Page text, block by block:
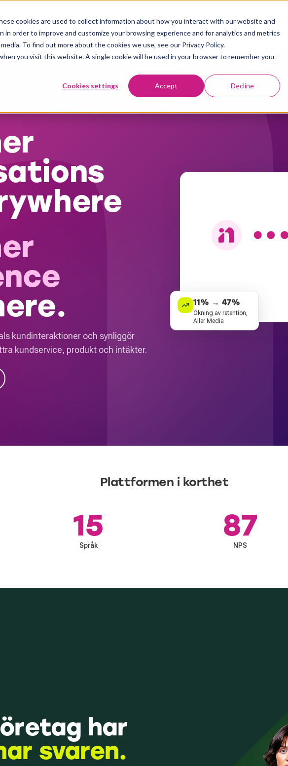
cookies are used to collect information about how you interact with our website and
in order to improve and customize your browsing experience and for analytics and metrics
To find out more about the cookies we use, see our Privacy Policy.
you visit this website. A single cookie will be used in your browser to remember your
Cookies settings Accept Decline
Plattform Användningsområden Kundberättelser Insights
kundinteraktioner och synliggör
kundservice, produkt och intäkter.
11% → 47%
Ökning av retention,
Aller Media
Plattformen i korthet
15
Språk
87
NPS
har
svaren.